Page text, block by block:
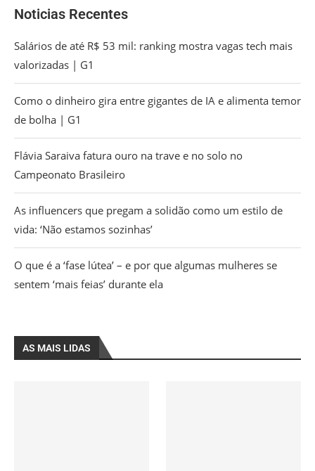
Noticias Recentes
Salários de até R$ 53 mil: ranking mostra vagas tech mais
valorizadas | G1
Como o dinheiro gira entre gigantes de IA e alimenta temor
de bolha | G1
Flávia Saraiva fatura ouro na trave e no solo no
Campeonato Brasileiro
As influencers que pregam a solidão como um estilo de
vida: ‘Não estamos sozinhas’
O que é a ‘fase lútea’ – e por que algumas mulheres se
sentem ‘mais feias’ durante ela
AS MAIS LIDAS